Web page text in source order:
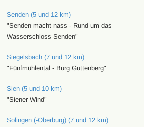
Senden (5 und 12 km)
"Senden macht nass - Rund um das
Wasserschloss Senden"
Siegelsbach (7 und 12 km)
"Fünfmühlental - Burg Guttenberg"
Sien (5 und 10 km)
"Siener Wind"
Solingen (-Oberburg) (7 und 12 km)